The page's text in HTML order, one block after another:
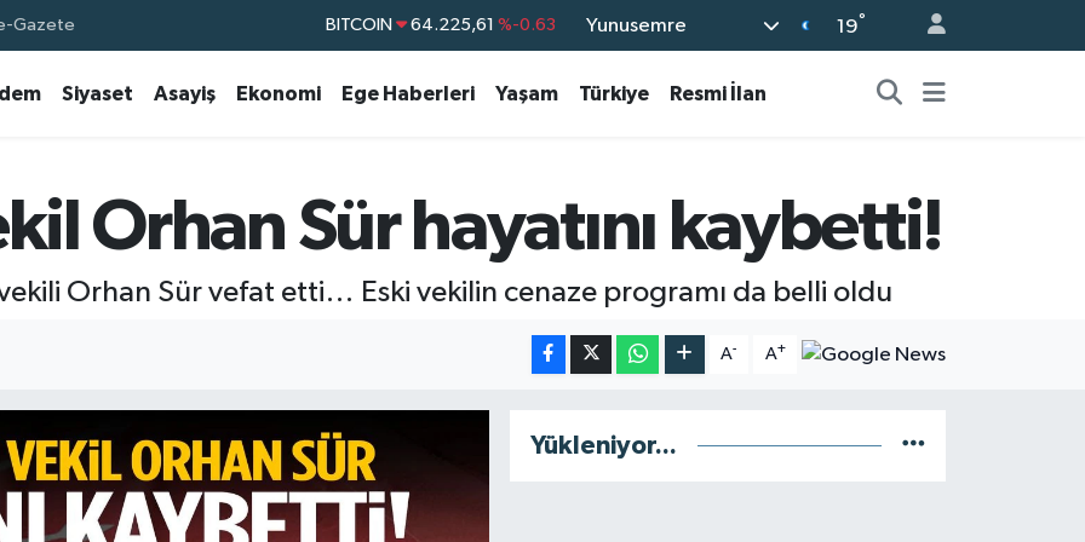
Gazete BITCOIN 64.225,61 %-0.63
GRAM ALTIN
13.799 %70
Yunusemre 19°
Siyaset Asayiş Ekonomi Ege Haberleri Yaşam Türkiye Resmi İlan
Orhan Sür hayatını kaybetti!
Orhan Sür vefat etti… Eski vekilin cenaze programı da belli oldu
A- A+
Yükleniyor...